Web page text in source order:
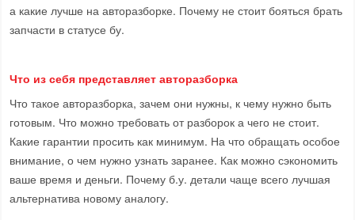
а какие лучше на авторазборке. Почему не стоит бояться брать
запчасти в статусе бу.
Что из себя представляет авторазборка
Что такое авторазборка, зачем они нужны, к чему нужно быть
готовым. Что можно требовать от разборок а чего не стоит.
Какие гарантии просить как минимум. На что обращать особое
внимание, о чем нужно узнать заранее. Как можно сэкономить
ваше время и деньги. Почему б.у. детали чаще всего лучшая
альтернатива новому аналогу.